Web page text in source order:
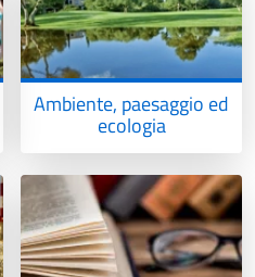
Ambiente, paesaggio ed
ecologia